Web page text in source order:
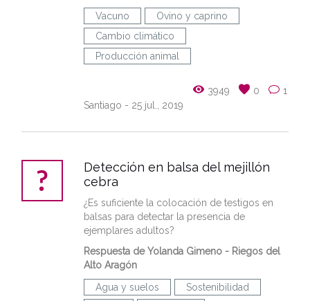
Vacuno
Ovino y caprino
Cambio climático
Producción animal
3949 0
1
Santiago - 25 jul., 2019
Detección en balsa del mejillón
cebra
¿Es suficiente la colocación de testigos en
balsas para detectar la presencia de
ejemplares adultos?
Respuesta de Yolanda Gimeno - Riegos del
Alto Aragón
Agua y suelos
Sostenibilidad